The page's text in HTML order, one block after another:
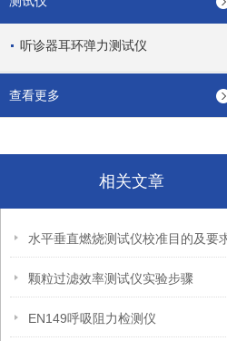
听诊器耳环弹力测试仪
查看更多
相关文章
水平垂直燃烧测试仪校准目的及要
颗粒过滤效率测试仪实验步骤
EN149呼吸阻力检测仪